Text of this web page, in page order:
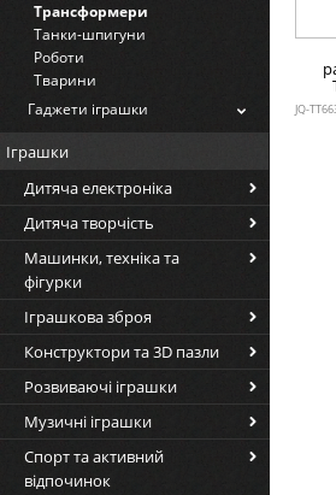
Трансформери
Танки-шпигуни
Роботи
Тварини
Гаджети іграшки
Іграшки
Дитяча електроніка
Дитяча творчість
Машинки, техніка та
фігурки
Іграшкова зброя
Конструктори та 3D пазли
Розвиваючі іграшки
Музичні іграшки
Спорт та активний
відпочинок
JQ-